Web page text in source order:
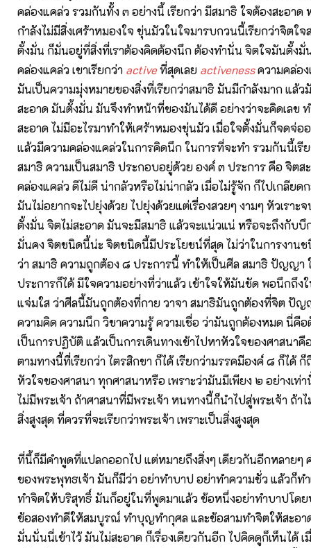
คล่องแคล่ว รวมกันทั้ง ๓ อย่างนี้ เรียกว่า มีสมาธิ ใจต้องสะอาด
กำลังไม่มีสิ่งเศร้าหมองใจ ขุ่นมัวในใจมารบกวนนี้เรียกว่าจิตใ
ตั้งมั่น ก็มั่นอยู่ที่สิ่งที่เราต้องคิดต้องนึก ต้องทำนั่น จิตใจมันตั้งมั่
คล่องแคล่ว เขาเรียกว่า activeที่สุดเลย activenessความคล่อ
มันเป็นความมุ่งหมายของสิ่งที่เรียกว่าสมาธิ มันมีกำลังมาก แล้
สะอาด มันตั้งมั่น มันจึงทำหน้าที่ของมันได้ดี อย่างว่าจะคิดเลข
สะอาด ไม่มีอะไรมาทำให้เศร้าหมองขุ่นมัว เมื่อใจตั้งมั่นก็จดจ่อ
แล้วมีความคล่องแคล่วในการคิดนึก ในการที่จะทำ รวมกันนี้เรี
สมาธิ ความเป็นสมาธิ ประกอบอยู่ด้วย องค์ ๓ ประการ คือ จิตส
คล่องแคล่ว ดีไม่ดี น่ากลัวหรือไม่น่ากลัว เมื่อไม่รู้จัก ก็ไปเกลียด
มันไม่อยากจะไปยุ่งด้วย ไปยุ่งด้วยแต่เรื่องสวยๆ งามๆ หัวเราะ
ตั้งมั่น จิตไม่สะอาด มันจะมีสมาธิ แล้วจะแน่วแน่ หรือจะถึงกับบึ
มั่นคง จิตชนิดนี้น่ะ จิตชนิดนี้มีประโยชน์ที่สุด ไม่ว่าในการงานช
ว่า สมาธิ ความถูกต้อง ๘ ประการนี้ ทำให้เป็นศีล สมาธิ ปัญญา
ประการก็ได้ มีใจความอย่างที่ว่าแล้ว เข้าใจให้มันชัด พอนึกถึง
แจ่มใส ว่าศีลนี้มันถูกต้องที่กาย วาจา สมาธิมันถูกต้องที่จิต ปั
ความคิด ความนึก วิชาความรู้ ความเชื่อ ว่ามันถูกต้องหมด นี่คือ
เป็นการปฏิบัติ แล้วเป็นการเดินทางเข้าไปหาหัวใจของศาสนา
ตามทางนี้ที่เรียกว่า ไตรสิกขา ก็ได้ เรียกว่ามรรคมีองค์ ๘ ก็ได้
หัวใจของศาสนา ทุกศาสนาหรือ เพราะว่ามันมีเพียง ๒ อย่างเท่
ไม่มีพระเจ้า ถ้าศาสนาที่มีพระเจ้า หนทางนี้ก็นำไปสู่พระเจ้า ถ้า
สิ่งสูงสุด ที่ควรที่จะเรียกว่าพระเจ้า เพราะเป็นสิ่งสูงสุด
ที่นี้ก็มีคำพูดที่แปลกออกไป แต่หมายถึงสิ่งๆ เดียวกันอีกหลายๆ
ของพระพุทธเจ้า มันก็มีว่า อย่าทำบาป อย่าทำความชั่ว แล้วก็ท
ทำจิตให้บริสุทธิ์ มันก็อยู่ในที่พูดมาแล้ว ข้อหนึ่งอย่าทำบาปโดย
ข้อสองทำดีให้สมบูรณ์ ทำบุญทำกุศล และข้อสามทำจิตให้สะอ
มั่นนั่นนี่เข้าไว้ มันไม่สะอาด ก็เรื่องเดียวกันอีก ไปคิดดูก็เห็นได้ เ